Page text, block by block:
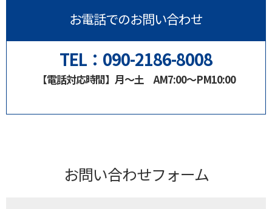
お電話でのお問い合わせ
TEL：090-2186-8008
【電話対応時間】月〜土 AM7:00〜PM10:00
お問い合わせフォーム